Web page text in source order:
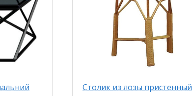
Столик из лозы пристенный